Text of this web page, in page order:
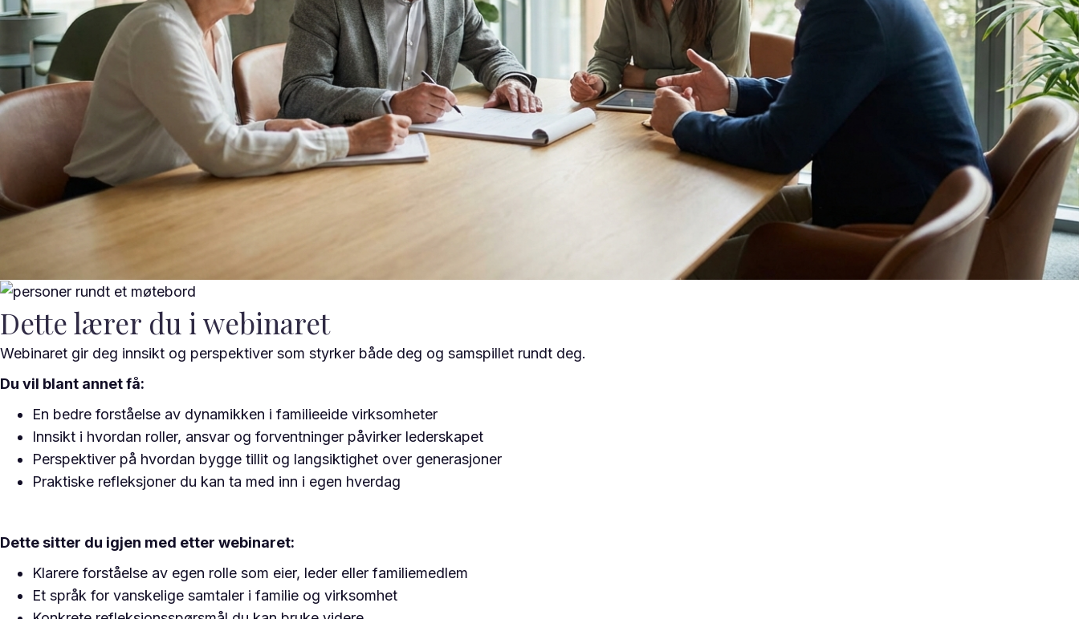
Dette lærer du i webinaret
Webinaret gir deg innsikt og perspektiver som styrker både deg og samspillet rundt deg.
Du vil blant annet få:
En bedre forståelse av dynamikken i familieeide virksomheter
Innsikt i hvordan roller, ansvar og forventninger påvirker lederskapet
Perspektiver på hvordan bygge tillit og langsiktighet over generasjoner
Praktiske refleksjoner du kan ta med inn i egen hverdag
Dette sitter du igjen med etter webinaret:
Klarere forståelse av egen rolle som eier, leder eller familiemedlem
Et språk for vanskelige samtaler i familie og virksomhet